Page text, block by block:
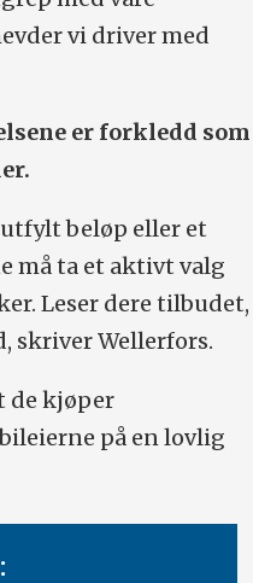
vi driver med
er forkledd som
beløp eller et
må ta et aktivt valg
Leser dere tilbudet,
skriver Wellerfors.
de kjøper
på en lovlig